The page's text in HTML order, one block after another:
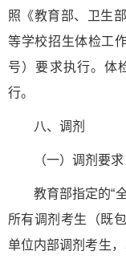
照《教育部、卫生
等学校招生体检工
号）要求执行。体
行。
八、调剂
（一）调剂要求
教育部指定的“
所有调剂考生（既
单位内部调剂考生